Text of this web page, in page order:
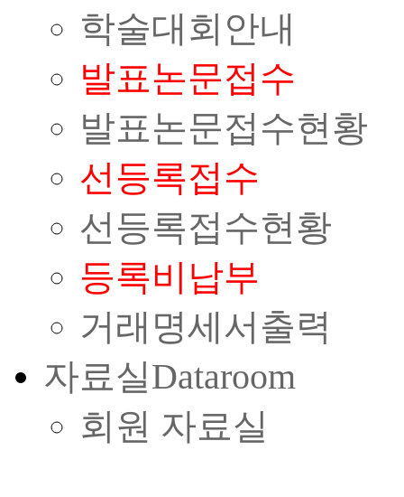
학술대회안내
발표논문접수
발표논문접수현황
선등록접수
선등록접수현황
등록비납부
거래명세서출력
자료실Dataroom
회원 자료실